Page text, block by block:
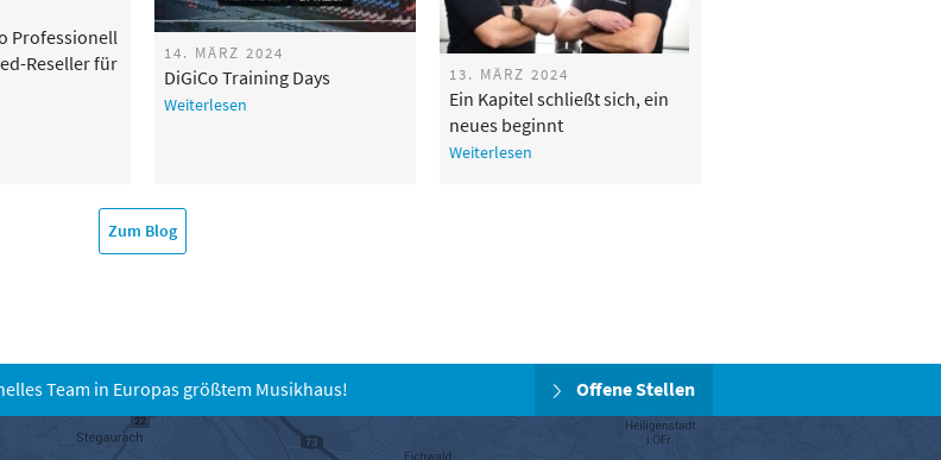
Professionell
Reseller für
14. MÄRZ 2024
DiGiCo Training Days
Weiterlesen
13. MÄRZ 2024
Ein Kapitel schließt sich, ein
neues beginnt
Weiterlesen
Zum Blog
Team in Europas größtem Musikhaus! Offene Stellen